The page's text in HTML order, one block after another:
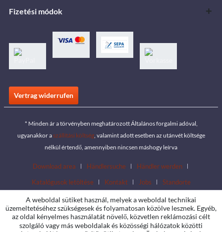
Fizetési módok
Vertrag widerrufen
* Minden ár a törvényben meghatározott Általános forgalmi adóval,
ugyanakkor aszállítási költség, valamint adott esetben az utánvét költsége
nélkül értendő, amennyiben nincsen máshogy leírva
Download area Händlersuche
Händler werden
Katalógusok letöltése
Kontakt Jobs Standorte
A weboldal sütiket használ, melyek a weboldal technikai
üzemeltetéséhez szükségesek és folyamatosan közölve lesznek. Egyéb,
az oldal kényelmes használatát növelő, közvetlen reklámozási célt
szolgáló vagy más weboldalak és közösségi hálózatok közötti